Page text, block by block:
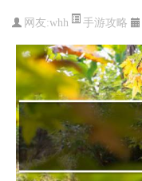
网友:whh 手游攻略